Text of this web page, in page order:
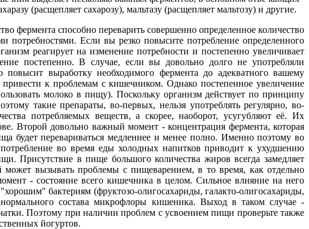
(расщепляет сахарозу), мальтазу (расщепляет мальтозу) и другие.
фермента способно переварить совершенно определенное количество
Если вы резко повысите потребление определенного
реагирует на изменение потребности и постепенно увеличивает
постепенно. В случае, если вы довольно долго не употребляли
выработку необходимого фермента до адекватного вашему
к проблемам с кишечником. Однако постепенное увеличение
молоко в пищу). Поскольку организм действует по принципу
такие препараты, во-первых, нельзя употреблять регулярно, во-
потребляемых веществ, а скорее, наоборот, усугубляют её. Их
Второй довольно важный момент - концентрация фермента, которая
будет перевариваться медленнее и менее полно. Именно поэтому во
во время еды холодных напитков приводит к ухудшению
Присутствие в пище большого количества жиров всегда замедляет
вызывать проблемы с пищеварением, в то время, как отдельно
- состояние всего кишечника в целом. Сильное влияние на него
бактериям (фруктозо-олигосахариды, галакто-олигосахариды,
состава микрофлоры кишеника. Выход в таком случае -
Поэтому при наличии проблем с усвоением пищи проверьте также
йогуртов.